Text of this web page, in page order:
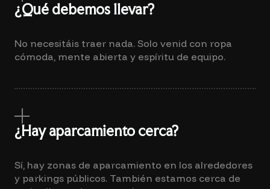
¿Qué debemos llevar?
No necesitáis traer nada. Solo venid con ropa
cómoda, mente abierta y espíritu de equipo.
¿Hay aparcamiento cerca?
Sí, hay zonas de aparcamiento en los alrededores
y parkings públicos. También estamos cerca de